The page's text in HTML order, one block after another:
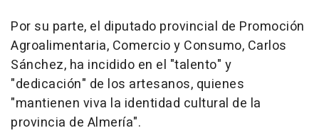
Por su parte, el diputado provincial de Promoción
Agroalimentaria, Comercio y Consumo, Carlos
Sánchez, ha incidido en el "talento" y
"dedicación" de los artesanos, quienes
"mantienen viva la identidad cultural de la
provincia de Almería".